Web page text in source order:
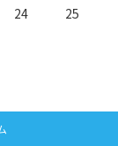
24
25